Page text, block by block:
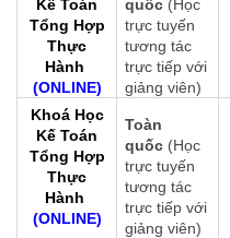
Kế Toán
Tổng Hợp
Thực
Hành
(ONLINE)
quốc (Học
trực tuyến
tương tác
trực tiếp với
giảng viên)
Khoá Học
Kế Toán
Tổng Hợp
Thực
Hành
(ONLINE)
Toàn
quốc (Học
trực tuyến
tương tác
trực tiếp với
giảng viên)